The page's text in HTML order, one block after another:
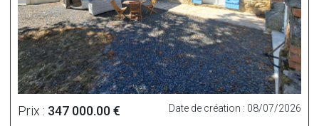
Prix : 347 000.00 € Date de création : 08/07/2026